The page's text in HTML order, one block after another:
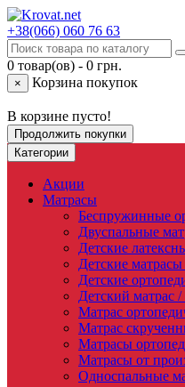
+38(066) 060 76 63
0 товар(ов) - 0 грн.
× Корзина покупок
В корзине пусто!
Продолжить покупки
Категории
Акции
Матрасы
Беспружинные
Двуспальные
Детские
Детские
Детские
Детский матрас
Матрас
Матрас
Матрасы
Матрасы от
Односпальные